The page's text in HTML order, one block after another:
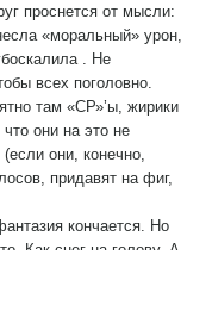
добровольно.
проснется от мысли:
«моральный» урон,
. Не
всех поголовно.
там «СР»’ы, жирики
они на это не
они, конечно,
придавят на фиг,
кончается. Но
Как снег на голову. А
Потому как у всех
«Елы-палы, неужто